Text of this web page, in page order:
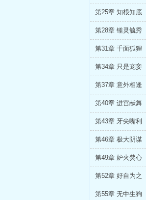
第25章 知根知底
第28章 锺灵毓秀
第31章 千面狐狸
第34章 只是宠妾
第37章 意外相逢
第40章 进宫献舞
第43章 牙尖嘴利
第46章 极大阴谋
第49章 妒火焚心
第52章 好自为之
第55章 无中生狗